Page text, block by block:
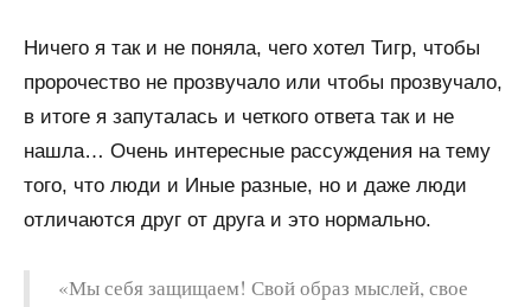
Ничего я так и не поняла, чего хотел Тигр, чтобы
пророчество не прозвучало или чтобы прозвучало,
в итоге я запуталась и четкого ответа так и не
нашла… Очень интересные рассуждения на тему
того, что люди и Иные разные, но и даже люди
отличаются друг от друга и это нормально.
«Мы себя защищаем! Свой образ мыслей, свое